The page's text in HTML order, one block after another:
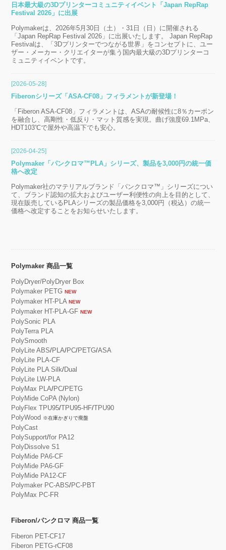
日本最大級の3Dプリンターコミュニティイベント「Japan RepRap
Festival 2026」に出展
Polymakerは、2026年5月30日（土）・31日（日）に開催される
「Japan RepRap Festival 2026」に出展いたします。 Japan RepRap
Festivalは、「3Dプリンターでつながる世界」をコンセプトに、ユー
ザー・メーカー・クリエイターが集う国内最大級の3Dプリンターコ
ミュニティイベントです。
[2026-05-28]
Fiberonシリーズ「ASA-CF08」フィラメントが新登場！
「Fiberon ASA-CF08」フィラメントは、ASAの耐候性に8％カーボン
を融合し、高剛性・低反り・マット質感を実現。曲げ強度69.1MPa、
HDT103℃で屋外や高温下でも安心。
[2026-04-25]
Polymaker「パンクロマ™PLA」シリーズ、製品を3,000円の統一価
格へ改定
Polymaker社のマテリアルブランド「パンクロマ™」シリーズについ
て、ブランド認知の拡大およびユーザー利便性の向上を目的として、
現在販売しているPLAシリーズの製品価格を3,000円（税込）の統一
価格へ改定することをお知らせいたします。
Polymaker 商品一覧
PolyDryer/PolyDryer Box
Polymaker PETG NEW
Polymaker HT-PLA NEW
Polymaker HT-PLA-GF NEW
PolySonic PLA
PolyTerra PLA
PolySmooth
PolyLite ABS/PLA/PC/PETG/ASA
PolyLite PLA-CF
PolyLite PLA Silk/Dual
PolyLite LW-PLA
PolyMax PLA/PC/PETG
PolyMide CoPA (Nylon)
PolyFlex TPU95/TPU95-HF/TPU90
PolyWood ※在庫かぎりで廃盤
PolyCast
PolySupport/for PA12
PolyDissolve S1
PolyMide PA6-CF
PolyMide PA6-GF
PolyMide PA12-CF
Polymaker PC-ABS/PC-PBT
PolyMax PC-FR
Fiberon/パンクロマ 商品一覧
Fiberon PET-CF17
Fiberon PETG-rCF08